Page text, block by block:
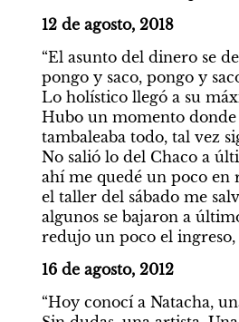
12 de agosto, 2018
“El asunto del dinero se
pongo y saco, pongo y
Lo holístico llegó a su
Hubo un momento
tambaleaba todo, tal vez
No salió lo del Chaco a
ahí me quedé un poco en
el taller del sábado me
algunos se bajaron a
redujo un poco el ingreso,
16 de agosto, 2012
“Hoy conocí a Natacha,